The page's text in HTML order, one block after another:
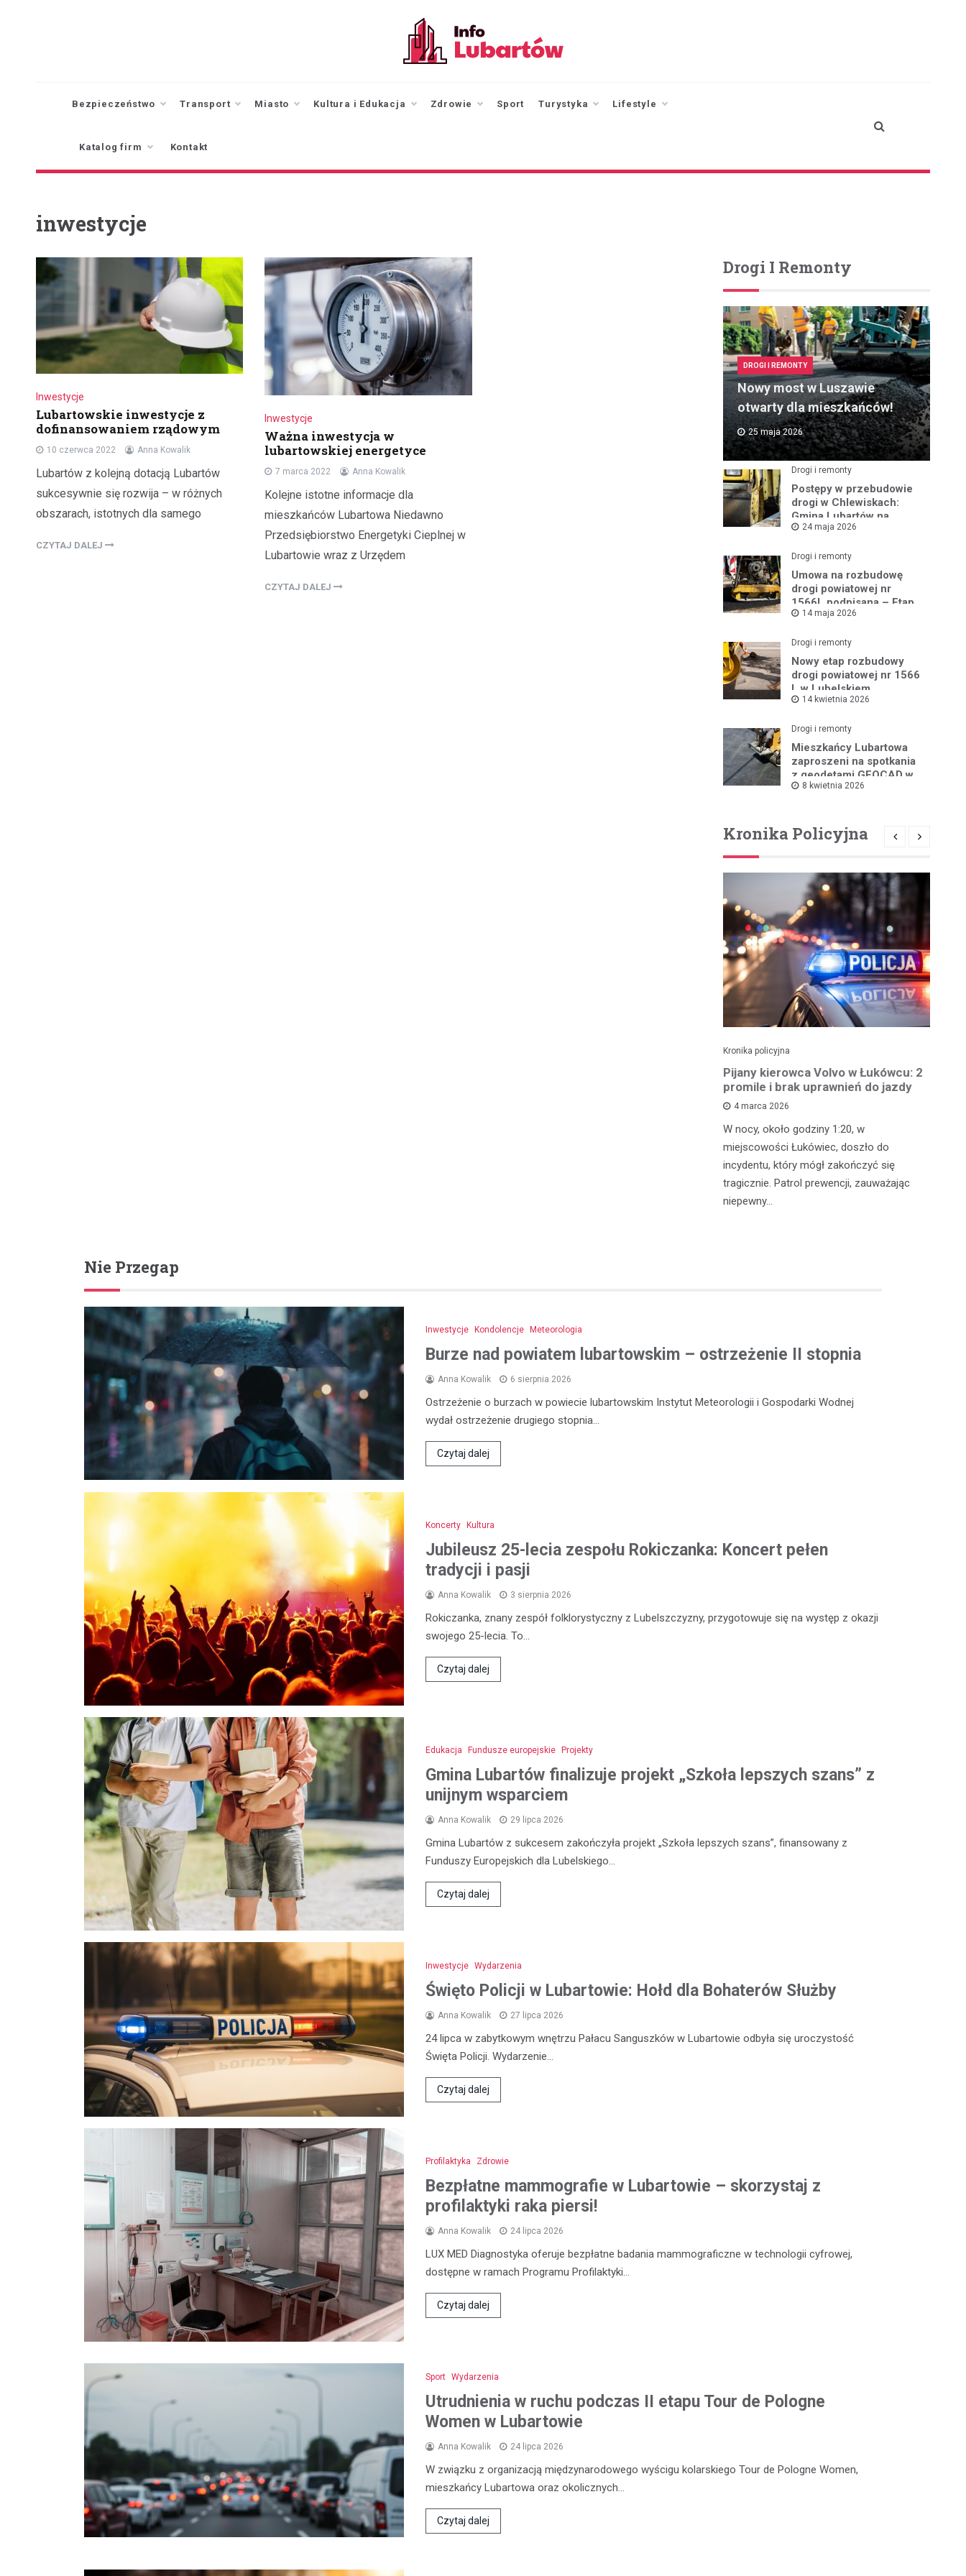
Bezpieczeństwo Transport Miasto Kultura i Edukacja Zdrowie Sport Turystyka Lifestyle
Katalog firm Kontakt
inwestycje
Inwestycje
Lubartowskie inwestycje z
dofinansowaniem rządowym
10 czerwca 2022 Anna Kowalik
Lubartów z kolejną dotacją Lubartów
sukcesywnie się rozwija – w różnych
obszarach, istotnych dla samego
CZYTAJ DALEJ
Inwestycje
Ważna inwestycja w
lubartowskiej energetyce
7 marca 2022 Anna Kowalik
Kolejne istotne informacje dla
mieszkańców Lubartowa Niedawno
Przedsiębiorstwo Energetyki Cieplnej w
Lubartowie wraz z Urzędem
CZYTAJ DALEJ
Drogi I Remonty
DROGI I REMONTY
Nowy most w Luszawie
otwarty dla mieszkańców!
25 maja 2026
Drogi i remonty
Postępy w przebudowie
drogi w Chlewiskach:
Gmina Lubartów na
miejscu inwestycji
24 maja 2026
Drogi i remonty
Umowa na rozbudowę
drogi powiatowej nr
1566L podpisana – Etap
III w toku
14 maja 2026
Drogi i remonty
Nowy etap rozbudowy
drogi powiatowej nr 1566
L w Lubelskiem
14 kwietnia 2026
Drogi i remonty
Mieszkańcy Lubartowa
zaproszeni na spotkania
z geodetami GEOCAD w
sprawie budowy S19
8 kwietnia 2026
Kronika Policyjna
Kronika policyjna
Pijany kierowca Volvo w Łukówcu: 2
promile i brak uprawnień do jazdy
4 marca 2026
W nocy, około godziny 1:20, w
miejscowości Łukówiec, doszło do
incydentu, który mógł zakończyć się
tragicznie. Patrol prewencji, zauważając
niepewny…
Nie Przegap
Inwestycje Kondolencje Meteorologia
Burze nad powiatem lubartowskim – ostrzeżenie II stopnia
Anna Kowalik 6 sierpnia 2026
Ostrzeżenie o burzach w powiecie lubartowskim Instytut Meteorologii i Gospodarki Wodnej
wydał ostrzeżenie drugiego stopnia…
Czytaj dalej
Koncerty Kultura
Jubileusz 25-lecia zespołu Rokiczanka: Koncert pełen
tradycji i pasji
Anna Kowalik 3 sierpnia 2026
Rokiczanka, znany zespół folklorystyczny z Lubelszczyzny, przygotowuje się na występ z okazji
swojego 25-lecia. To…
Czytaj dalej
Edukacja Fundusze europejskie Projekty
Gmina Lubartów finalizuje projekt „Szkoła lepszych szans” z
unijnym wsparciem
Anna Kowalik 29 lipca 2026
Gmina Lubartów z sukcesem zakończyła projekt „Szkoła lepszych szans”, finansowany z
Funduszy Europejskich dla Lubelskiego…
Czytaj dalej
Inwestycje Wydarzenia
Święto Policji w Lubartowie: Hołd dla Bohaterów Służby
Anna Kowalik 27 lipca 2026
24 lipca w zabytkowym wnętrzu Pałacu Sanguszków w Lubartowie odbyła się uroczystość
Święta Policji. Wydarzenie…
Czytaj dalej
Profilaktyka Zdrowie
Bezpłatne mammografie w Lubartowie – skorzystaj z
profilaktyki raka piersi!
Anna Kowalik 24 lipca 2026
LUX MED Diagnostyka oferuje bezpłatne badania mammograficzne w technologii cyfrowej,
dostępne w ramach Programu Profilaktyki…
Czytaj dalej
Sport Wydarzenia
Utrudnienia w ruchu podczas II etapu Tour de Pologne
Women w Lubartowie
Anna Kowalik 24 lipca 2026
W związku z organizacją międzynarodowego wyścigu kolarskiego Tour de Pologne Women,
mieszkańcy Lubartowa oraz okolicznych…
Czytaj dalej